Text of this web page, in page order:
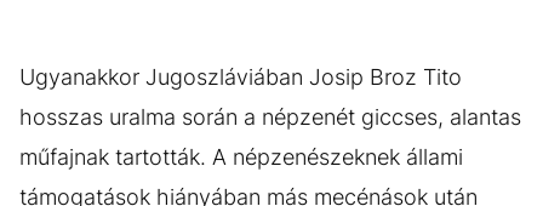
Ugyanakkor Jugoszláviában Josip Broz Tito
hosszas uralma során a népzenét giccses, alantas
műfajnak tartották. A népzenészeknek állami
támogatások hiányában más mecénások után